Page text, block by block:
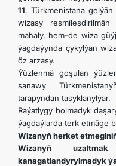
11. Türkmenistana
wizasy
mahaly, hem-de wiza
ýagdaýynda çykylýan
öz arzasy.
Ýüzlenmä goşulan
sanawy
tarapyndan tasyklanylýar.
Raýatlygy bolmadyk
ýagdaýlarda terk etmäge
Wizanyň herket
Wizanyň
kanagatlandyrylmadyk